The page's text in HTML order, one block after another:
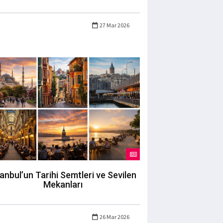
27 Mar 2026
Tarihi Semtleri ve Sevilen
Mekanları
26 Mar 2026